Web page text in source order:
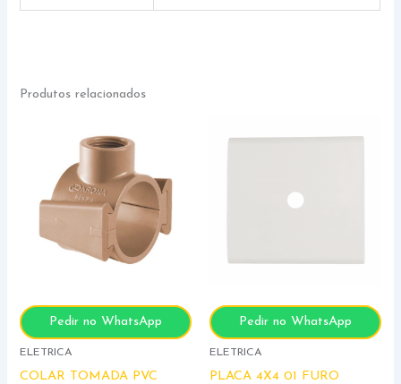
Produtos relacionados
Pedir no WhatsApp
ELETRICA
COLAR TOMADA PVC
Pedir no WhatsApp
ELETRICA
PLACA 4X4 01 FURO